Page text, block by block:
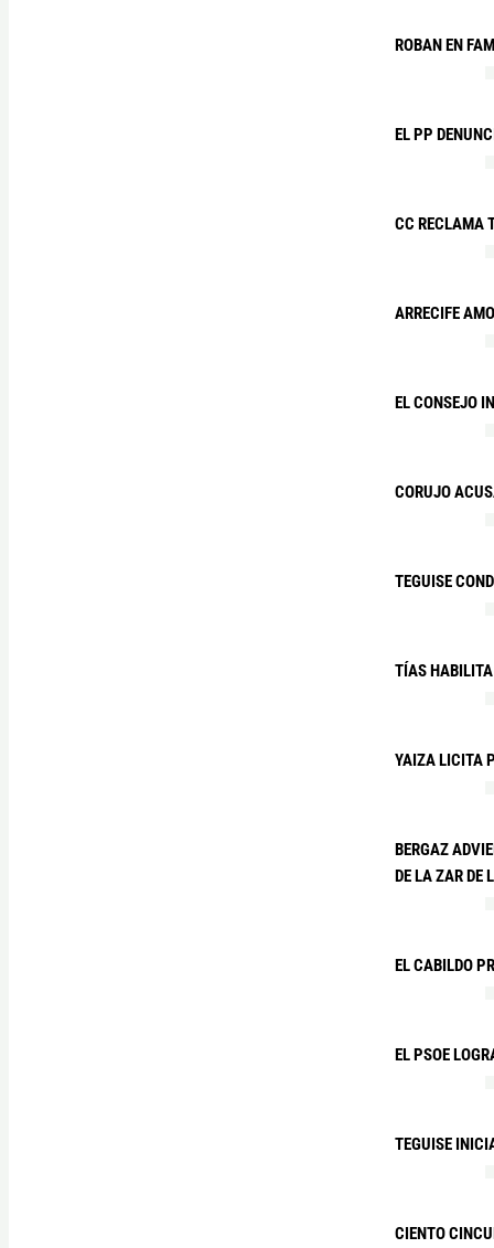
ROBAN EN
EL PP
CC RECLAMA
ARRECIFE
EL CONSEJO
CORUJO
TEGUISE
TÍAS HABILITA
YAIZA LICITA
BERGAZ
DE LA ZAR DE
EL CABILDO
EL PSOE
TEGUISE
CIENTO